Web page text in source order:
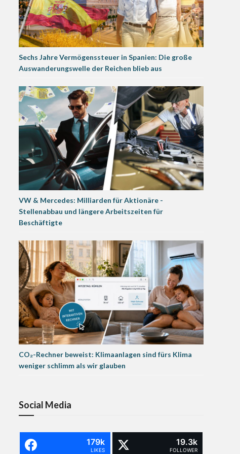
Sechs Jahre Vermögenssteuer in Spanien: Die große
Auswanderungswelle der Reichen blieb aus
VW & Mercedes: Milliarden für Aktionäre -
Stellenabbau und längere Arbeitszeiten für
Beschäftigte
CO₂-Rechner beweist: Klimaanlagen sind fürs Klima
weniger schlimm als wir glauben
Social Media
179k
LIKES
19.3k
FOLLOWER